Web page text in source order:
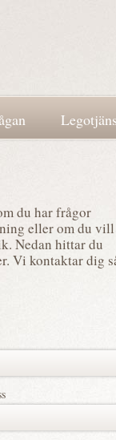
du har frågor
eller om du vill
Nedan hittar du
Vi kontaktar dig